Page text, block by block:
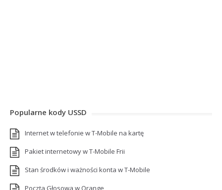
Popularne kody USSD
Internet w telefonie w T-Mobile na kartę
Pakiet internetowy w T-Mobile Frii
Stan środków i ważności konta w T-Mobile
Poczta Głosowa w Orange